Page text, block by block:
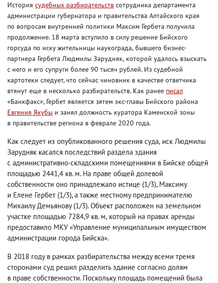
История судебных разбирательств сотрудника департамента
администрации губернатора и правительства Алтайского края
по вопросам внутренней политики Максим Гербета получила
продолжение. 18 марта вступило в силу решение Бийского
горсуда по иску жительницы наукограда, бывшего бизнес-
партнера Гербета Людмилы Зарудняк, которой удалось взыскать
с него и его супруги более 90 тысяч рублей. Из судебной
картотеки следует,что сейчас чиновник в качестве ответчика
втянут еще в несколько разбирательств. Как ранее писал
«Банкфакс», Гербет является зятем экс-главы Бийского района
Евгения Якубы и занял должность куратора Каменской зоны
в правительстве региона в феврале 2020 года.
Как следует из опубликованного решения суда, иск Людмилы
Зарудняк касался последствий раздела здания
с административно-складскими помещениями в Бийске общей
площадью 2441,4 кв. м. На праве общей долевой
собственности оно принадлежало истице (1/3), Максиму
и Елене Гербет (1/3), а также местному предпринимателю
Михаилу Демьянову (1/3). Объект расположен на земельном
участке площадью 7284,9 кв. м, который на правах аренды
предоставило МКУ «Управление муниципальным имуществом
администрации города Бийска».
В 2018 году в рамках разбирательства между всеми тремя
сторонами суд решил разделить здание согласно долям
в праве собственности. Поскольку площадь помещений была